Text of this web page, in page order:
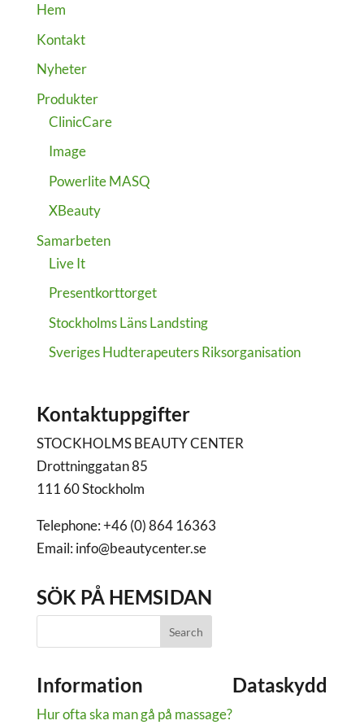
Hem
Kontakt
Nyheter
Produkter
ClinicCare
Image
Powerlite MASQ
XBeauty
Samarbeten
Live It
Presentkorttorget
Stockholms Läns Landsting
Sveriges Hudterapeuters Riksorganisation
Kontaktuppgifter
STOCKHOLMS BEAUTY CENTER
Drottninggatan 85
111 60 Stockholm
Telephone: +46 (0) 864 16363
Email: info@beautycenter.se
SÖK PÅ HEMSIDAN
Information
Hur ofta ska man gå på massage?
Dataskydd
Dataskydd